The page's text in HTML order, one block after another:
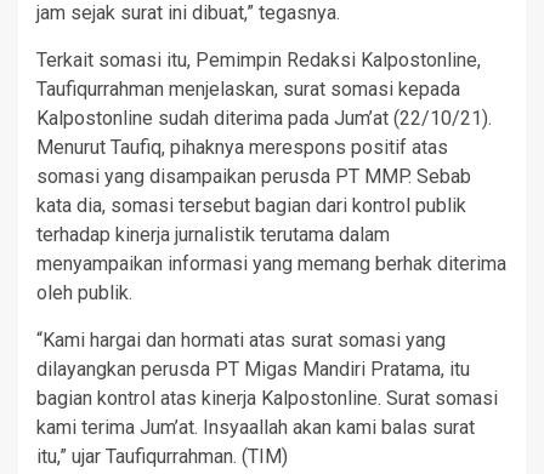
jam sejak surat ini dibuat,” tegasnya.
Terkait somasi itu, Pemimpin Redaksi Kalpostonline,
Taufiqurrahman menjelaskan, surat somasi kepada
Kalpostonline sudah diterima pada Jum’at (22/10/21).
Menurut Taufiq, pihaknya merespons positif atas
somasi yang disampaikan perusda PT MMP. Sebab
kata dia, somasi tersebut bagian dari kontrol publik
terhadap kinerja jurnalistik terutama dalam
menyampaikan informasi yang memang berhak diterima
oleh publik.
“Kami hargai dan hormati atas surat somasi yang
dilayangkan perusda PT Migas Mandiri Pratama, itu
bagian kontrol atas kinerja Kalpostonline. Surat somasi
kami terima Jum’at. Insyaallah akan kami balas surat
itu,” ujar Taufiqurrahman. (TIM)